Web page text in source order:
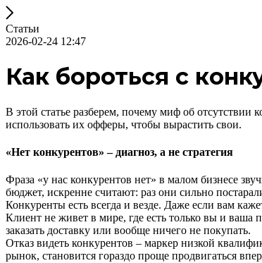
Статьи
2026-02-24 12:47
Как бороться с
В этой статье разберем, почему миф об
использовать их офферы, чтобы вырастить свои.
«Нет конкурентов» – диагноз, а не стратегия
Фраза «у нас конкурентов нет» в малом бизнесе
бюджет, искренне считают: раз они сильно
Конкуренты есть всегда и везде. Даже если вам
Клиент не живет в мире, где есть только вы и ваша
заказать доставку или вообще ничего не покупать.
Отказ видеть конкурентов – маркер низкой
рынок, становится гораздо проще продвигаться